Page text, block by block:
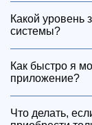
Какой уровень
системы?
и интуитивно
Как быстро я
приложение?
Пожалуйста,
Что делать,